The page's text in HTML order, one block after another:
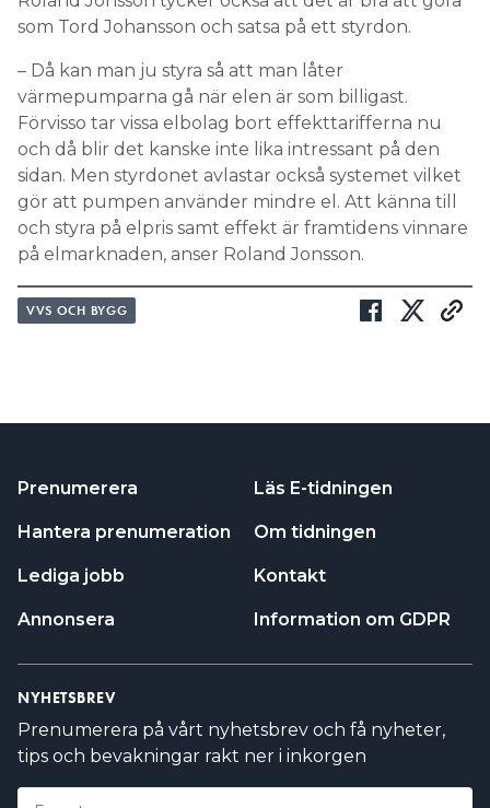
som Tord Johansson och satsa på ett styrdon.
– Då kan man ju styra så att man låter
värmepumparna gå när elen är som billigast.
Förvisso tar vissa elbolag bort effekttarifferna nu
och då blir det kanske inte lika intressant på den
sidan. Men styrdonet avlastar också systemet vilket
gör att pumpen använder mindre el. Att känna till
och styra på elpris samt effekt är framtidens vinnare
på elmarknaden, anser Roland Jonsson.
VVS OCH BYGG
Prenumerera
Hantera prenumeration
Lediga jobb
Annonsera
Läs E-tidningen
Om tidningen
Kontakt
Information om GDPR
NYHETSBREV
Prenumerera på vårt nyhetsbrev och få nyheter,
tips och bevakningar rakt ner i inkorgen